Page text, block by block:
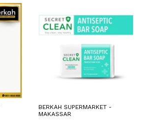
BERKAH SUPERMARKET -
MAKASSAR